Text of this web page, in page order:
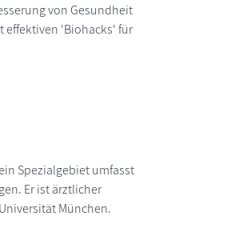
von Gesundheit
effektiven 'Biohacks' für
Spezialgebiet umfasst
Er ist ärztlicher
München.